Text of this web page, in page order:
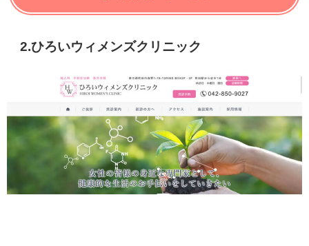
2.ひろいウィメンズクリニック